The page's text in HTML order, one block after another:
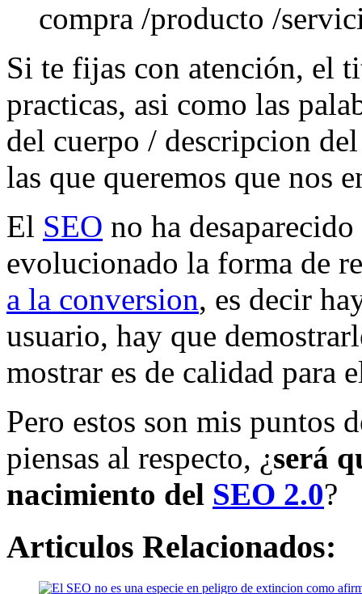
compra /producto /
Si te fijas con atención, el
practicas, asi como las
del cuerpo / descripcion
las que queremos que nos
El SEO no ha
evolucionado la forma de
a la conversion, es decir
usuario, hay que
mostrar es de calidad para
Pero estos son mis puntos
piensas al respecto, ¿será
nacimiento del SEO 2.0?
Articulos Relacionados: